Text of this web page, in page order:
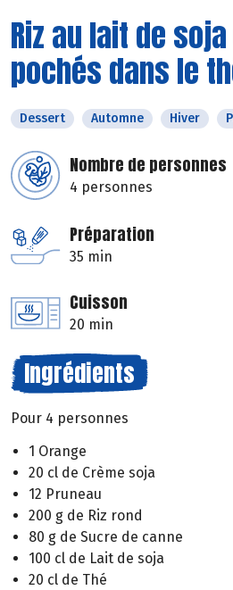
Riz au lait de
pochés dans le
Dessert Automne Hiver
Nombre de personnes
4 personnes
Préparation
35 min
Cuisson
20 min
Ingrédients
Pour 4 personnes
1 Orange
20 cl de Crème soja
12 Pruneau
200 g de Riz rond
80 g de Sucre de canne
100 cl de Lait de soja
20 cl de Thé